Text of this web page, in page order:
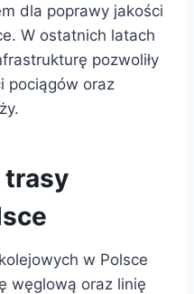
dla poprawy jakości
W ostatnich latach
pozwoliły
pociągów oraz
trasy
w Polsce
węglową oraz linię